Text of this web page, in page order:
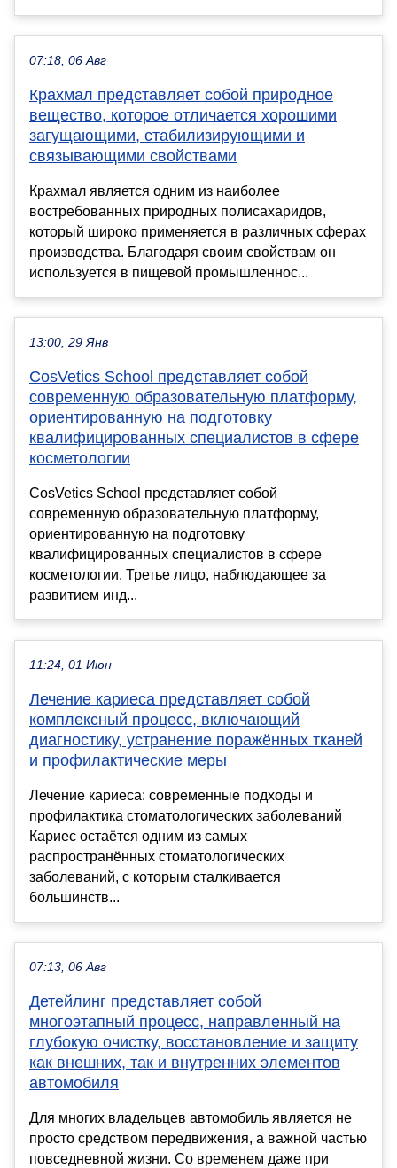
07:18, 06 Авг
Крахмал представляет собой природное
вещество, которое отличается хорошими
загущающими, стабилизирующими и
связывающими свойствами
Крахмал является одним из наиболее
востребованных природных полисахаридов,
который широко применяется в различных сферах
производства. Благодаря своим свойствам он
используется в пищевой промышленнос...
13:00, 29 Янв
CosVetics School представляет собой
современную образовательную платформу,
ориентированную на подготовку
квалифицированных специалистов в сфере
косметологии
CosVetics School представляет собой
современную образовательную платформу,
ориентированную на подготовку
квалифицированных специалистов в сфере
косметологии. Третье лицо, наблюдающее за
развитием инд...
11:24, 01 Июн
Лечение кариеса представляет собой
комплексный процесс, включающий
диагностику, устранение поражённых тканей
и профилактические меры
Лечение кариеса: современные подходы и
профилактика стоматологических заболеваний
Кариес остаётся одним из самых
распространённых стоматологических
заболеваний, с которым сталкивается
большинств...
07:13, 06 Авг
Детейлинг представляет собой
многоэтапный процесс, направленный на
глубокую очистку, восстановление и защиту
как внешних, так и внутренних элементов
автомобиля
Для многих владельцев автомобиль является не
просто средством передвижения, а важной частью
повседневной жизни. Со временем даже при